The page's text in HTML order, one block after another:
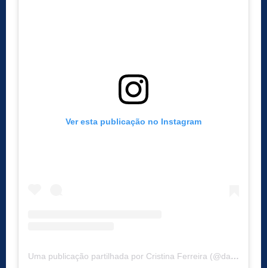
Ver esta publicação no Instagram
Uma publicação partilhada por Cristina Ferreira (@dailycristina)